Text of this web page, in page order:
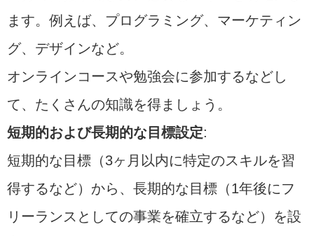
ます。例えば、プログラミング、マーケティン
グ、デザインなど。
オンラインコースや勉強会に参加するなどし
て、たくさんの知識を得ましょう。
短期的および長期的な目標設定:
短期的な目標（3ヶ月以内に特定のスキルを習
得するなど）から、長期的な目標（1年後にフ
リーランスとしての事業を確立するなど）を設